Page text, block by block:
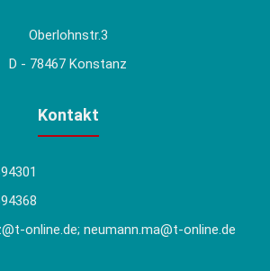
Oberlohnstr.3
D - 78467 Konstanz
Kontakt
online.de; neumann.ma@t-online.de